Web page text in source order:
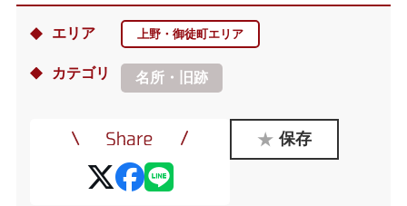
エリア 上野・御徒町エリア
カテゴリ 名所・旧跡
保存